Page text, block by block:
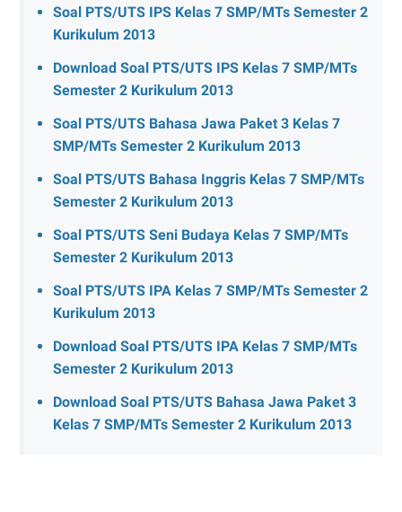
Soal PTS/UTS IPS Kelas 7 SMP/MTs Semester 2
Kurikulum 2013
Download Soal PTS/UTS IPS Kelas 7 SMP/MTs
Semester 2 Kurikulum 2013
Soal PTS/UTS Bahasa Jawa Paket 3 Kelas 7
SMP/MTs Semester 2 Kurikulum 2013
Soal PTS/UTS Bahasa Inggris Kelas 7 SMP/MTs
Semester 2 Kurikulum 2013
Soal PTS/UTS Seni Budaya Kelas 7 SMP/MTs
Semester 2 Kurikulum 2013
Soal PTS/UTS IPA Kelas 7 SMP/MTs Semester 2
Kurikulum 2013
Download Soal PTS/UTS IPA Kelas 7 SMP/MTs
Semester 2 Kurikulum 2013
Download Soal PTS/UTS Bahasa Jawa Paket 3
Kelas 7 SMP/MTs Semester 2 Kurikulum 2013